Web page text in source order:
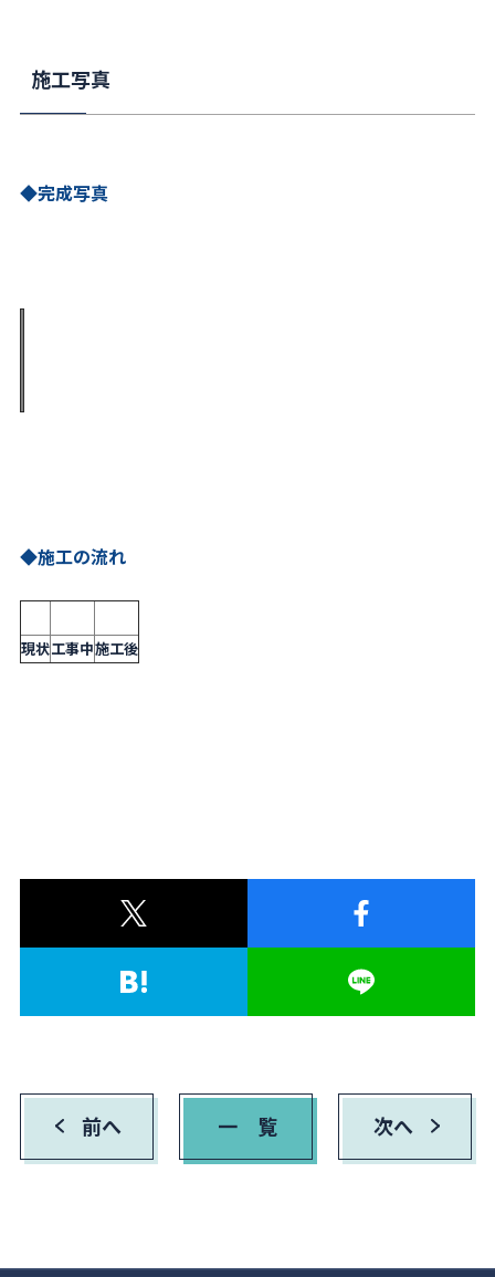
施工写真
◆完成写真
◆施工の流れ
現状工事中施工後
前へ 一 覧 次へ